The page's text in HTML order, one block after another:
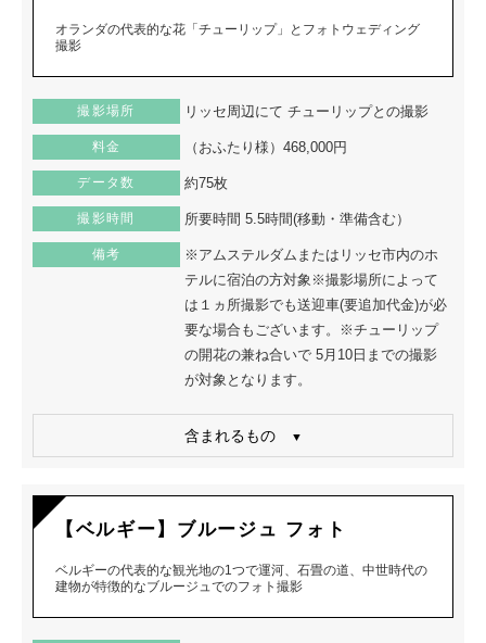
オランダの代表的な花「チューリップ」とフォトウェディング
撮影
撮影場所 リッセ周辺にて チューリップとの撮影
料金 （おふたり様）468,000円
データ数 約75枚
撮影時間 所要時間 5.5時間(移動・準備含む）
備考
※アムステルダムまたはリッセ市内のホ
テルに宿泊の方対象※撮影場所によって
は１ヵ所撮影でも送迎車(要追加代金)が必
要な場合もございます。※チューリップ
の開花の兼ね合いで 5月10日までの撮影
が対象となります。
含まれるもの
【ベルギー】ブルージュ フォト
ベルギーの代表的な観光地の1つで運河、石畳の道、中世時代の
建物が特徴的なブルージュでのフォト撮影